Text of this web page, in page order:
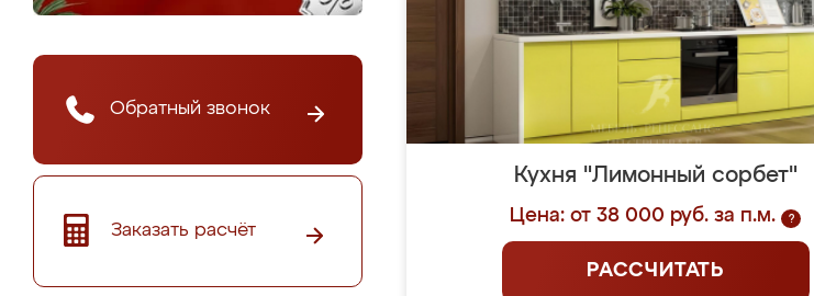
Обратный звонок
Заказать расчёт
Кухня "Лимонный сорбет"
Цена: от 38 000 руб. за п.м. ?
РАССЧИТАТЬ